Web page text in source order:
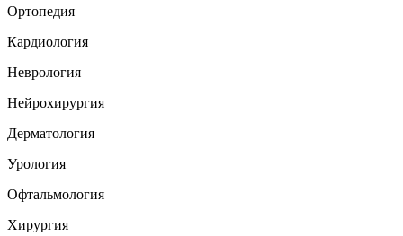
Ортопедия
Кардиология
Неврология
Нейрохирургия
Дерматология
Урология
Офтальмология
Хирургия